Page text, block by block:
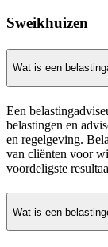
Sweikhuizen
Wat is een
Een
belastingen en
en regelgeving.
van cliënten voor
voordeligste
Wat is een